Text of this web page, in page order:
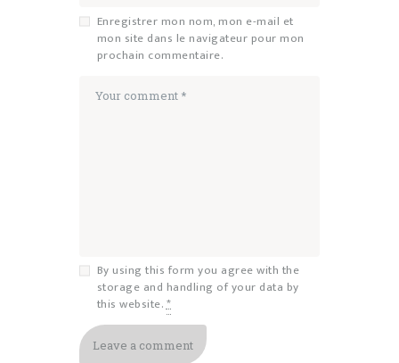
Enregistrer mon nom, mon e-mail et
mon site dans le navigateur pour mon
prochain commentaire.
By using this form you agree with the
storage and handling of your data by
this website.*